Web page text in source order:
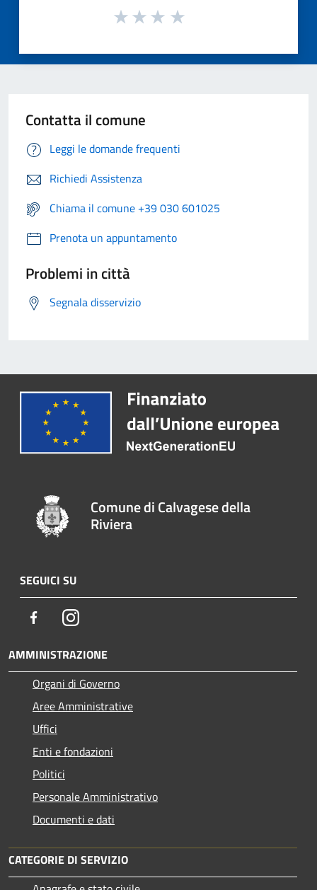
Contatta il comune
Leggi le domande frequenti
Richiedi Assistenza
Chiama il comune +39 030 601025
Prenota un appuntamento
Problemi in città
Segnala disservizio
Comune di Calvagese della
Riviera
SEGUICI SU
FacebookInstagram
AMMINISTRAZIONE
Organi di Governo
Aree Amministrative
Uffici
Enti e fondazioni
Politici
Personale Amministrativo
Documenti e dati
CATEGORIE DI SERVIZIO